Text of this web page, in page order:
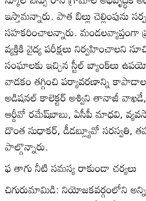
ఇస్తామన్నారు. పాత బిల్లు చెల్లింపును
సహకరించాలన్నారు. మండలవ్యాప్తంగా
వ్యక్తికి వైద్య పరీక్షలు నిర్వహించాలని
సంఘాలకు ఇచ్చిన స్టీల్‌ బ్యాంక్‌లు
వాడకం తగ్గించి పర్యావరణాన్ని
అడిషనల్‌ కాలెక్టర్‌ అశ్విని తానాజీ
ఆర్డీవో రమేష్‌బాబు, ఏసీపీ మాధవి,
దొంత సుధాకర్‌, డీడబ్ల్యూవో సరస్వతి,
పాల్గొన్నారు.
ఫ తాగు నీటి సమస్య రాకుండా చర్యలు
చిగురుమామిడి: నియోజకవర్గంలోని